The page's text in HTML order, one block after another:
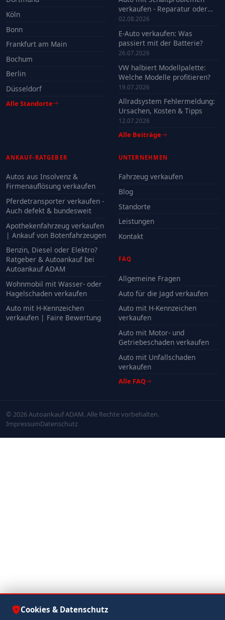
Köln
Bonn
Frankfurt am Main
Bochum
Berlin
Düsseldorf
Alle Standorte
verkaufen - Reparatur oder
Verkauf?
02.08.2026
E-Auto verkaufen: Was
passiert mit der Batterie?
26.07.2026
VW halbiert Modellpalette:
Welche Modelle profitieren?
19.07.2026
Allradsystem Fehlermeldung:
Ursachen, Kosten & Tipps
12.07.2026
Alle Beiträge
ANKAUF-RATGEBER
Autos aus Insolvenz &
Firmenauflösung verkaufen
Pferdetransporter verkaufen -
Auch defekt & bundesweit
Apothekenfahrzeug verkaufen
| Ankauf von Botenfahrzeugen
Benzin, Diesel oder Elektro?
Ratgeber & Autoankauf bei
Autoankauf ADAM
Wohnmobil mit Wasser- oder
Hagelschaden verkaufen
Auto mit H-Kennzeichen
verkaufen | Faire Bewertung
UNTERNEHMEN
Fahrzeug verkaufen
Blog
Standorte
Leistungen
Kontakt
FAQ
Allgemeine Fragen
Auto für die Jagd verkaufen
Auto mit H-Kennzeichen
verkaufen
Auto mit Motor- und
Getriebeschaden verkaufen
Auto mit Unfallschaden
verkaufen
Alle FAQ
© 2026 Autoankauf ADAM. Alle Rechte vorbehalten.
ImpressumDatenschutz
Cookies & Datenschutz